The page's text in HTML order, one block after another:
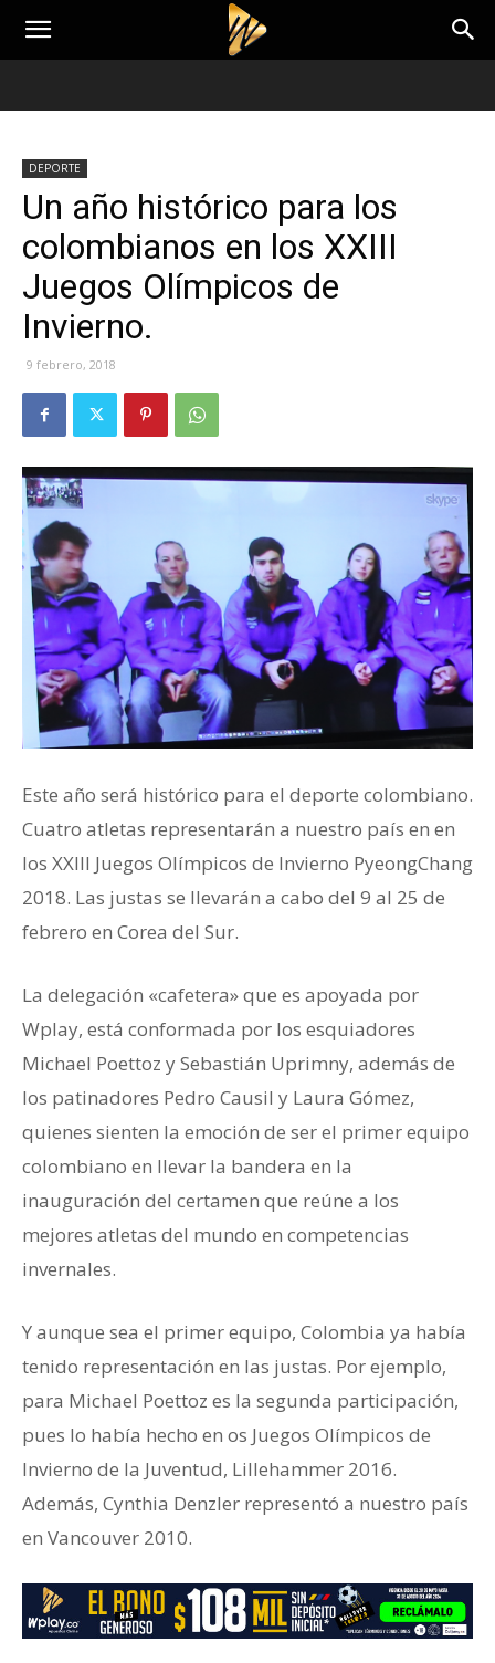
DEPORTE
Un año histórico para los
colombianos en los XXIII
Juegos Olímpicos de
Invierno.
9 febrero, 2018
Este año será histórico para el deporte colombiano.
Cuatro atletas representarán a nuestro país en en
los XXIII Juegos Olímpicos de Invierno PyeongChang
2018. Las justas se llevarán a cabo del 9 al 25 de
febrero en Corea del Sur.
La delegación «cafetera» que es apoyada por
Wplay, está conformada por los esquiadores
Michael Poettoz y Sebastián Uprimny, además de
los patinadores Pedro Causil y Laura Gómez,
quienes sienten la emoción de ser el primer equipo
colombiano en llevar la bandera en la
inauguración del certamen que reúne a los
mejores atletas del mundo en competencias
invernales.
Y aunque sea el primer equipo, Colombia ya había
tenido representación en las justas. Por ejemplo,
para Michael Poettoz es la segunda participación,
pues lo había hecho en os Juegos Olímpicos de
Invierno de la Juventud, Lillehammer 2016.
Además, Cynthia Denzler representó a nuestro país
en Vancouver 2010.